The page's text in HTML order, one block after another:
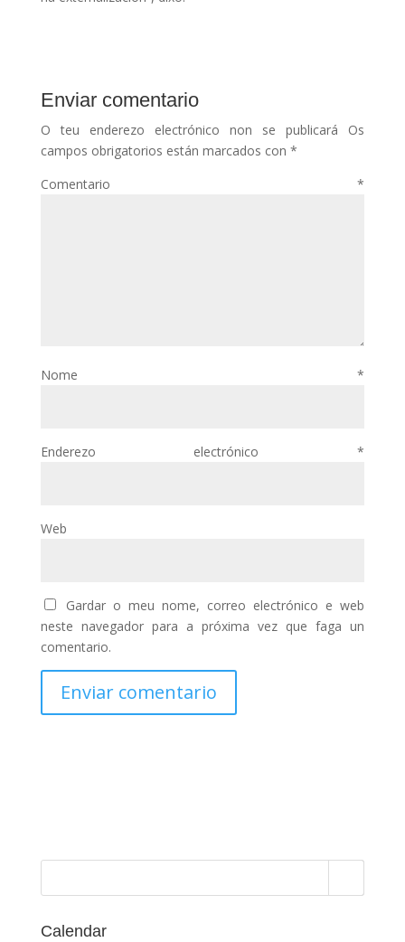
Enviar comentario
O teu enderezo electrónico non se publicará
Os
campos obrigatorios están marcados con *
Comentario*
Nome*
Enderezo electrónico*
Web
Gardar o meu nome, correo electrónico e web
neste navegador para a próxima vez que faga un
comentario.
Calendar